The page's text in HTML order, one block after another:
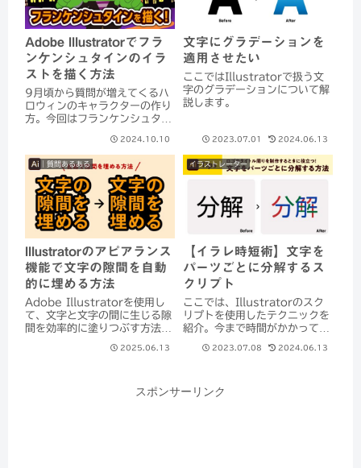
Adobe Illustratorでフラ
ンケンシュタインのイラ
ストを描く方法
9月頃から質問が増えてくるハ
ロウィンのキャラクターの作り
方。今回はフランケンシュタイ
ーで描く方法を紹介します。ペ
ンツールをほとんど使わず、初
心者でも簡単に作成できます。
必要な色はあらかじめスウォッ
チに登録し、スム...
2024.10.10
文字にグラデーションを
適用させたい
ここではIllustratorで扱う文
字のグラデーションについて解
説します。
2023.07.01 2024.06.13
Ai｜質問あるある
Illustratorのアピアランス
機能で文字の隙間を自動
的に埋める方法
Adobe Illustratorを使用し
て、文字と文字の間に生じる隙
間を効率的に塗りつぶす方法に
がペンツールを使って手作業で
ないか質問が多いのも事実で
2025.06.13
イラストレーター
【イラレ時短術】文字を
パーツごとに分解するス
クリプト
ここでは、Illustratorのスク
リプトを使用したテクニックを
紹介。今まで時間がかかってい
2023.07.08 2024.06.13
スポンサーリンク